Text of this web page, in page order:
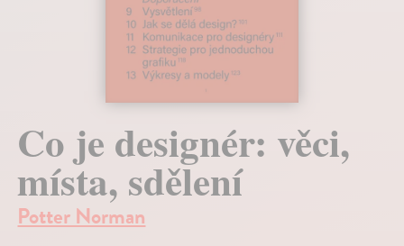
Co je designér: věci,
místa, sdělení
Potter Norman